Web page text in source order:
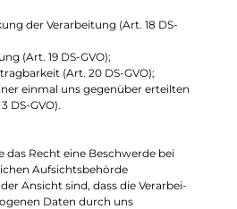
der Verarbeitung (Art. 18 DS-
(Art. 19 DS-GVO);
(Art. 20 DS-GVO);
einmal uns gegenüber erteilten
DS-GVO).
das Recht eine Beschwerde bei
Aufsichtsbehörde
Ansicht sind, dass die Verarbei-
Daten durch uns